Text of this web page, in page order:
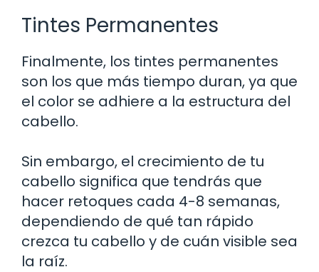
Tintes Permanentes
Finalmente, los tintes permanentes
son los que más tiempo duran, ya que
el color se adhiere a la estructura del
cabello.
Sin embargo, el crecimiento de tu
cabello significa que tendrás que
hacer retoques cada 4-8 semanas,
dependiendo de qué tan rápido
crezca tu cabello y de cuán visible sea
la raíz.